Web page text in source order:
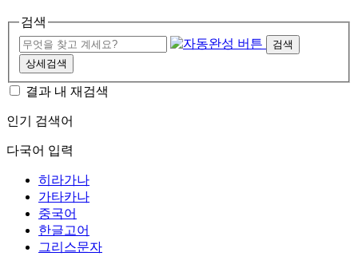
검색
검색
상세검색
결과 내 재검색
인기 검색어
다국어 입력
히라가나
가타카나
중국어
한글고어
그리스문자